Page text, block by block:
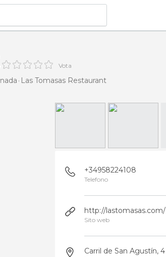
Vota
Las Tomasas Restaurant
+34958224108
Telefono
http://lastomasas.com/
Sito web
Carril de San Agustín, 4